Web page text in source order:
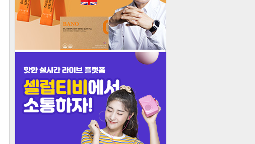
인기포토